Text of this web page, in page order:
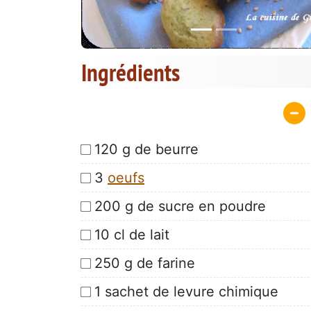
Ingrédients
120 g de beurre
3 oeufs
200 g de sucre en poudre
10 cl de lait
250 g de farine
1 sachet de levure chimique